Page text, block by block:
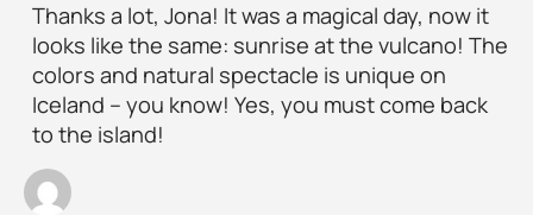
Thanks a lot, Jona! It was a magical day, now it
looks like the same: sunrise at the vulcano! The
colors and natural spectacle is unique on
Iceland – you know! Yes, you must come back
to the island!